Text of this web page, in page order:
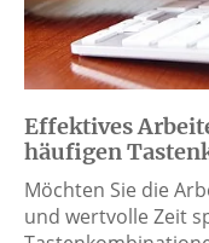
Effektives
häufigen
Möchten Sie die
und wertvolle Zeit